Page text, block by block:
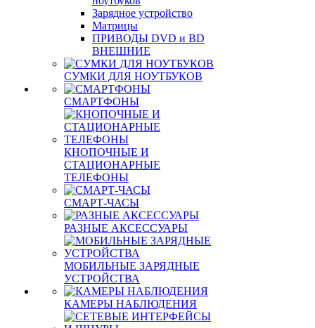
Зарядное устройство
Матрицы
ПРИВОДЫ DVD и BD
ВНЕШНИЕ
СУМКИ ДЛЯ НОУТБУКОВ
СМАРТФОНЫ
КНОПОЧНЫЕ И
СТАЦИОНАРНЫЕ
ТЕЛЕФОНЫ
СМАРТ-ЧАСЫ
РАЗНЫЕ АКСЕССУАРЫ
МОБИЛЬНЫЕ ЗАРЯДНЫЕ
УСТРОЙСТВА
КАМЕРЫ НАБЛЮДЕНИЯ